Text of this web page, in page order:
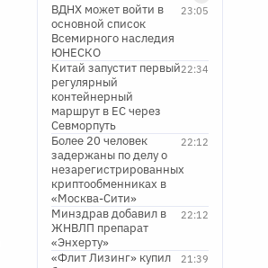
23:05
ВДНХ может войти в
основной список
Всемирного наследия
ЮНЕСКО
22:34
Китай запустит первый
регулярный
контейнерный
маршрут в ЕС через
Севморпуть
22:12
Более 20 человек
задержаны по делу о
незарегистрированных
криптообменниках в
«Москва-Сити»
22:12
Минздрав добавил в
ЖНВЛП препарат
«Энхерту»
21:39
«Флит Лизинг» купил